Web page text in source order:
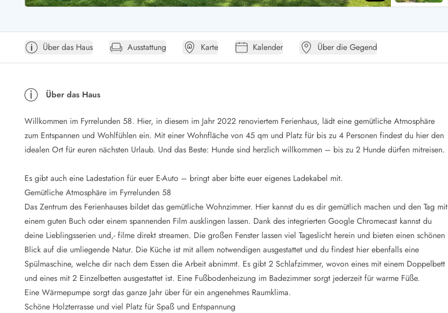
Öffnungszeiten
Anreise
Ferienhaus ABC
Häufige Fragen zur Buchung
Verleihservice
Reisescheckliste
Endreinigung
Frühbucher
Mietbedingungen
Reiseführer Dänemark
Tipps für Urlaub in Dänemark
Wetter in Dänemark
Saisonzeiten
Badesicherheit im Meer
Naturschutz
Webcam Dänemark
Ferienhauskatalog
Fotowettbewerb
Über das Haus Ausstattung Karte Kalender Über die Gegend
Über das Haus
Willkommen im Fyrrelunden 58. Hier, in diesem im Jahr 2022 renoviertem Ferienhaus, lädt eine gemütliche Atmosphäre
zum Entspannen und Wohlfühlen ein. Mit einer Wohnfläche von 45 qm und Platz für bis zu 4 Personen findest du hier den
idealen Ort für euren nächsten Urlaub. Und das Beste: Hunde sind herzlich willkommen – bis zu 2 Hunde dürfen mitreisen.
Es gibt auch eine Ladestation für euer E-Auto – bringt aber bitte euer eigenes Ladekabel mit.
Gemütliche Atmosphäre im Fyrrelunden 58
Das Zentrum des Ferienhauses bildet das gemütliche Wohnzimmer. Hier kannst du es dir gemütlich machen und den Tag mit
einem guten Buch oder einem spannenden Film ausklingen lassen. Dank des integrierten Google Chromecast kannst du
deine Lieblingsserien und,- filme direkt streamen. Die großen Fenster lassen viel Tageslicht herein und bieten einen schönen
Blick auf die umliegende Natur. Die Küche ist mit allem notwendigen ausgestattet und du findest hier ebenfalls eine
Spülmaschine, welche dir nach dem Essen die Arbeit abnimmt. Es gibt 2 Schlafzimmer, wovon eines mit einem Doppelbett
und eines mit 2 Einzelbetten ausgestattet ist. Eine Fußbodenheizung im Badezimmer sorgt jederzeit für warme Füße.
Eine Wärmepumpe sorgt das ganze Jahr über für ein angenehmes Raumklima.
Schöne Holzterrasse und viel Platz für Spaß und Entspannung